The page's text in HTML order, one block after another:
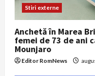
Stiri externe
Anchetă în Marea
femei de 73 de ani
Mounjaro
Editor RomNews